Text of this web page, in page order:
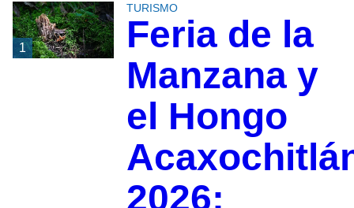
1
TURISMO
Feria de la
Manzana y
el Hongo
2026: